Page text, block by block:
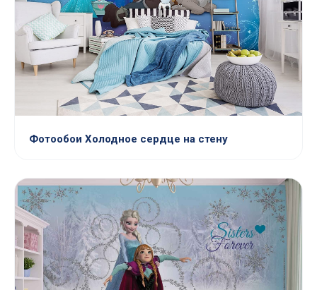
Фотообои Холодное сердце на стену